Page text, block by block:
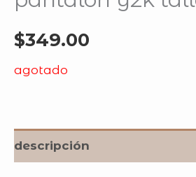
$349.00
agotado
descripción